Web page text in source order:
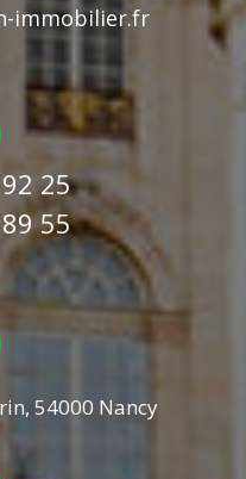
25
55
immobilier.fr
54000 Nancy